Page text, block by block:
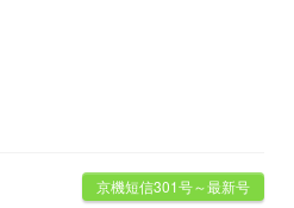
京機短信301号～最新号